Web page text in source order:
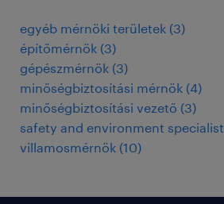
egyéb mérnöki területek (3)
építőmérnök (3)
gépészmérnök (3)
minőségbiztosítási mérnök (4)
minőségbiztosítási vezető (3)
safety and environment specialist
villamosmérnök (10)